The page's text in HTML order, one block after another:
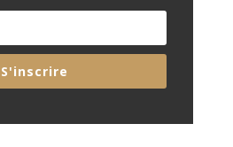
S'inscrire